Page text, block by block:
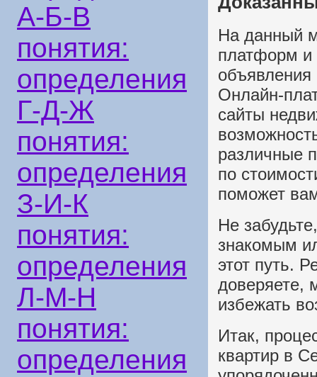
А-Б-В
понятия:
определения
Г-Д-Ж
понятия:
определения
З-И-К
понятия:
определения
Л-М-Н
понятия:
определения
На данный
платформ и
объявления
Онлайн-
сайты
различные
по
поможет
Не
знакомым
этот путь.
доверяете,
избежать
Итак,
квартир в